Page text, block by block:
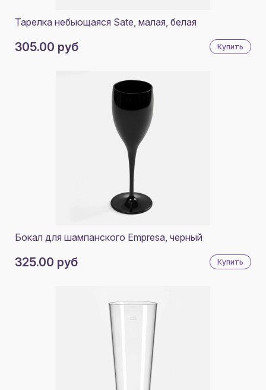
Тарелка небьющаяся Sate, малая, белая
305.00 руб Купить
Бокал для шампанского Empresa, черный
325.00 руб Купить